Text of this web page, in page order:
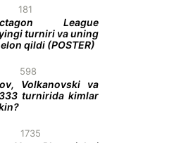
181
League
turniri va uning
qildi (POSTER)
598
Volkanovski va
turnirida kimlar
1735